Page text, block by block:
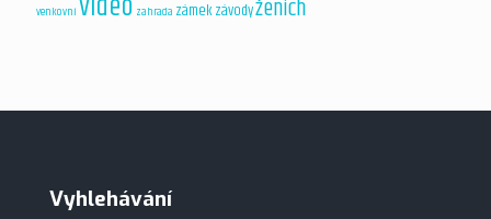
venkovní zahrada zámekzávodyženich
Vyhlehávání